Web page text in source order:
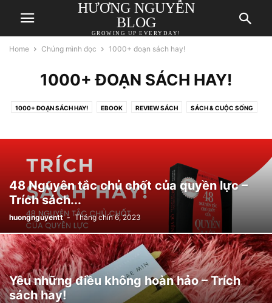
HƯƠNG NGUYỄN
BLOG
GROWING UP EVERYDAY!
Home Chúng mình đọc 1000+ đoạn sách hay!
1000+ ĐOẠN SÁCH HAY!
1000+ ĐOẠN SÁCH HAY! EBOOK REVIEW SÁCH SÁCH & CUỘC SỐNG
48 Nguyên tắc chủ chốt của quyền lực –
Trích sách...
huongnguyentt - Tháng chín 6, 2023
Yêu những điều không hoàn hảo – Trích
sách hay!